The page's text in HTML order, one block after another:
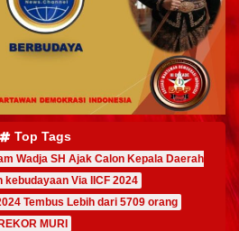
Top Tags
Wadja SH Ajak Calon Kepala Daerah
kebudayaan Via IICF 2024
Tembus Lebih dari 5709 orang
MURI